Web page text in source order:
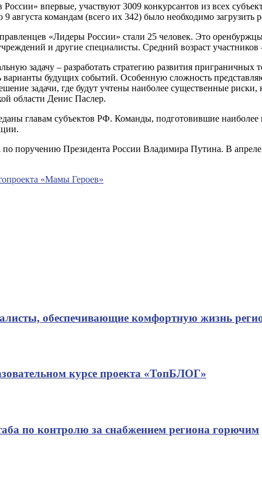
впервые, участвуют 3009 конкурсантов из всех
августа командам (всего их 342) было необходимо
«Лидеры России» стали 25 человек. Это
и другие специалисты. Средний возраст
задачу – разработать стратегию развития
варианты будущих событий. Особенную сложность
задачи, где будут учтены наиболее существенные
области Денис Паслер.
главам субъектов РФ. Команды, подготовившие
поручению Президента России Владимира Путина. В апреле
«Мамы Героев»
обеспечивающие комфортную жизнь
курсе проекта «ТопБЛОГ»
по контролю за снабжением региона горючим